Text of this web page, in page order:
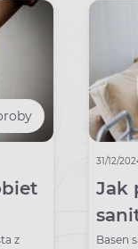
z
31/12/
Jak
Basen